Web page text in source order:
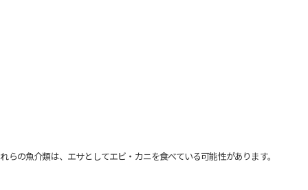
の魚介類は、エサとしてエビ・カニを食べている可能性があります。